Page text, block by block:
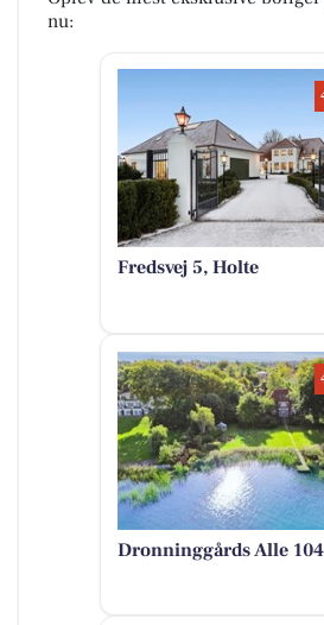
nu:
Fredsvej 5, Holte
Dronninggårds Alle